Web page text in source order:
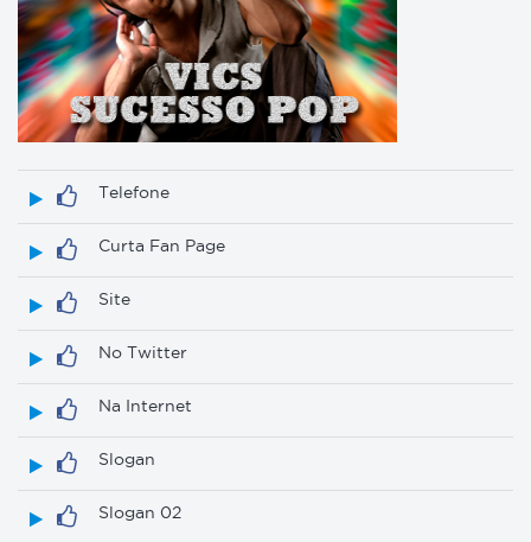
Telefone
Curta Fan Page
Site
No Twitter
Na Internet
Slogan
Slogan 02